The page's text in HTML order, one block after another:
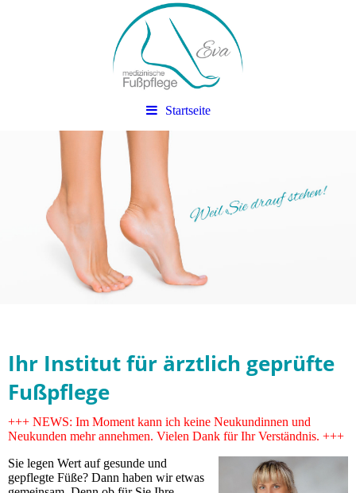
Startseite
Ihr Institut für ärztlich geprüfte
Fußpflege
+++ NEWS: Im Moment kann ich keine Neukundinnen und
Neukunden mehr annehmen. Vielen Dank für Ihr Verständnis. +++
Sie legen Wert auf gesunde und
gepflegte Füße? Dann haben wir etwas